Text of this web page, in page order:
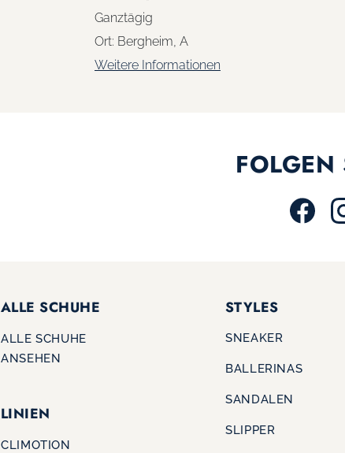
Ganztägig
Ort: Bergheim, A
Weitere Informationen
FOLGEN
ALLE SCHUHE
ALLE SCHUHE
ANSEHEN
LINIEN
CLIMOTION
STYLES
SNEAKER
BALLERINAS
SANDALEN
SLIPPER